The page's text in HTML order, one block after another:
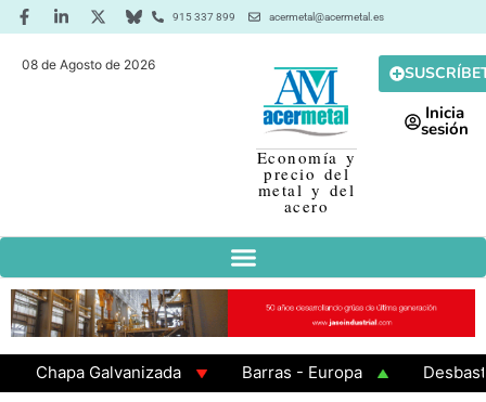
915 337 899 acermetal@acermetal.es
08 de Agosto de 2026
Economía y
precio del
metal y del
acero
Inicia
sesión
Galvanizada Barras - Europa
Desbaste -